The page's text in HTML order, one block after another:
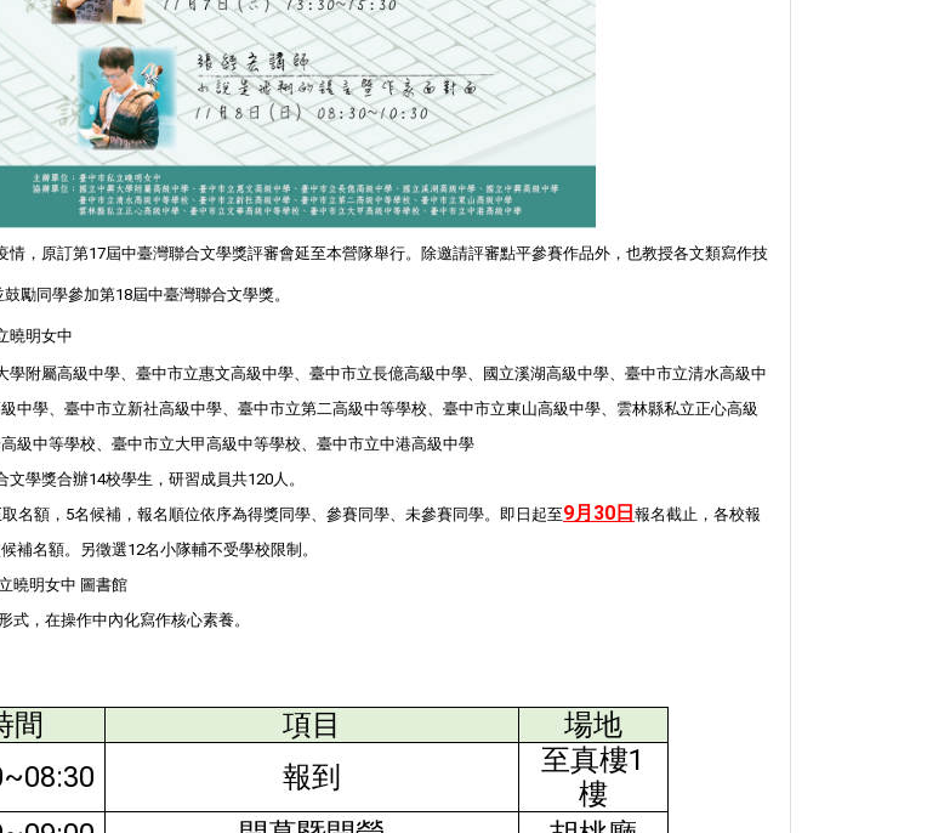
情，原訂第17屆中臺灣聯合文學獎評審會延至本營隊舉行。除邀請評審點平參賽作品外，也教授各文類寫作技
鼓勵同學參加第18屆中臺灣聯合文學獎。
曉明女中
學附屬高級中學、臺中市立惠文高級中學、臺中市立長億高級中學、國立溪湖高級中學、臺中市立清水高級中
中學、臺中市立新社高級中學、臺中市立第二高級中等學校、臺中市立東山高級中學、雲林縣私立正心高級
級中等學校、臺中市立大甲高級中等學校、臺中市立中港高級中學
學獎合辦14校學生，研習成員共120人。
名額，5名候補，報名順位依序為得獎同學、參賽同學、未參賽同學。即日起至9月30日報名截止，各校報
補名額。另徵選12名小隊輔不受學校限制。
曉明女中 圖書館
式，在操作中內化寫作核心素養。
間 項目
場地
報到
至真樓1
樓